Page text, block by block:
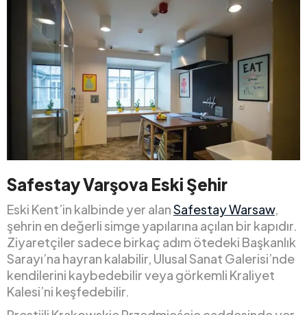
Safestay Varşova Eski Şehir
Eski Kent’in kalbinde yer alanSafestay Warsaw,
şehrin en değerli simge yapılarına açılan bir kapıdır.
Ziyaretçiler sadece birkaç adım ötedeki Başkanlık
Sarayı’na hayran kalabilir, Ulusal Sanat Galerisi’nde
kendilerini kaybedebilir veya görkemli Kraliyet
Kalesi’ni keşfedebilir.